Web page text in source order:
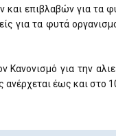
επιβλαβών για τα
για τα φυτά
για την
έως και στο